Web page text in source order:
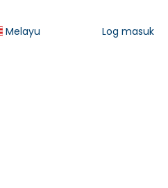
Melayu Log masuk